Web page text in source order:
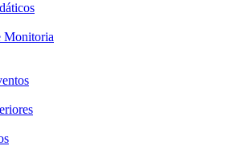
Monitoria